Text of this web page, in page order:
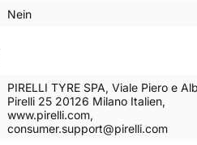
Nein
PIRELLI TYRE SPA, Viale Piero e
Pirelli 25 20126 Milano Italien,
www.pirelli.com,
consumer.support@pirelli.com